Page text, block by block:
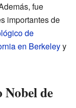
fue
importantes de
de
en Berkeleyy
Nobel de